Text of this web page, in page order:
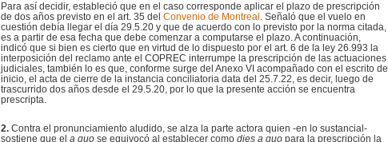
Para así decidir, estableció que en el caso corresponde aplicar el plazo de prescripción
de dos años previsto en el art. 35 del Convenio de Montreal . Señaló que el vuelo en
cuestión debía llegar el día 29.5.20 y que de acuerdo con lo previsto por la norma citada,
es a partir de esa fecha que debe comenzar a computarse el plazo. A continuación,
indicó que si bien es cierto que en virtud de lo dispuesto por el art. 6 de la ley 26.993 la
interposición del reclamo ante el COPREC interrumpe la prescripción de las actuaciones
judiciales, también lo es que, conforme surge del Anexo VI acompañado con el escrito de
inicio, el acta de cierre de la instancia conciliatoria data del 25.7.22, es decir, luego de
trascurrido dos años desde el 29.5.20, por lo que la presente acción se encuentra
prescripta.
2. Contra el pronunciamiento aludido, se alza la parte actora quien -en lo sustancial-
sostiene que el a quo se equivocó al establecer como dies a quo para la prescripción la